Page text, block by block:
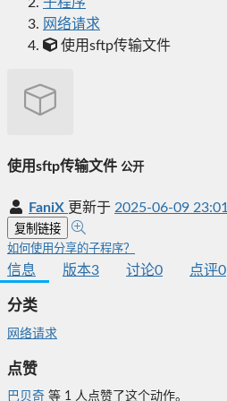
网络请求
使用sftp传输文件
使用sftp传输文件 公开
FaniX 更新于 2025-06-09 23:01
复制链接
如何使用分享的子程序？
信息 版本3 讨论0 点评0
分类
网络请求
点赞
巴贝奇 等 1 人点赞了这个动作。